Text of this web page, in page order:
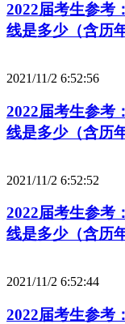
2022届考生参考
线是多少（含历年
2021/11/2 6:52:56
2022届考生参考
线是多少（含历年
2021/11/2 6:52:52
2022届考生参考
线是多少（含历年
2021/11/2 6:52:44
2022届考生参考